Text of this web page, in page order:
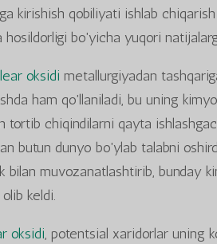
kirishish qobiliyati ishlab
bo'yicha yuqori
oksidi metallurgiyadan
ham qo'llaniladi, bu uning
tortib chiqindilarni qayta
butun dunyo bo'ylab talabni
bilan muvozanatlashtirib, bunday
keldi.
oksidi, potentsial xaridorlar uning